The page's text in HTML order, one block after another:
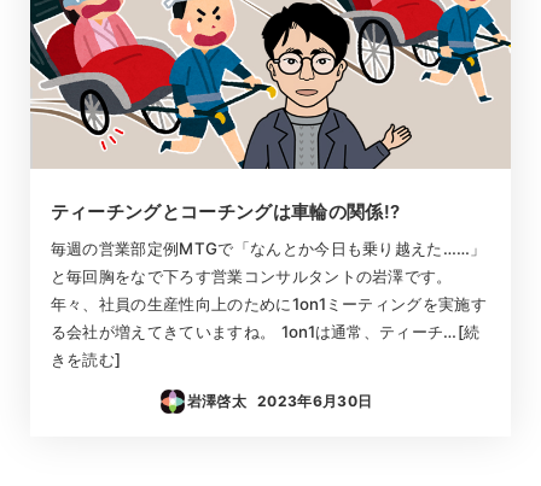
ティーチングとコーチングは車輪の関係!?
毎週の営業部定例MTGで「なんとか今日も乗り越えた……」
と毎回胸をなで下ろす営業コンサルタントの岩澤です。
年々、社員の生産性向上のために1on1ミーティングを実施す
る会社が増えてきていますね。 1on1は通常、ティーチ…[続
きを読む]
岩澤啓太
投稿日
2023年6月30日